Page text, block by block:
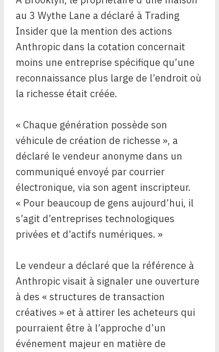
au 3 Wythe Lane a déclaré à Trading
Insider que la mention des actions
Anthropic dans la cotation concernait
moins une entreprise spécifique qu’une
reconnaissance plus large de l’endroit où
la richesse était créée.
« Chaque génération possède son
véhicule de création de richesse », a
déclaré le vendeur anonyme dans un
communiqué envoyé par courrier
électronique, via son agent inscripteur.
« Pour beaucoup de gens aujourd’hui, il
s’agit d’entreprises technologiques
privées et d’actifs numériques. »
Le vendeur a déclaré que la référence à
Anthropic visait à signaler une ouverture
à des « structures de transaction
créatives » et à attirer les acheteurs qui
pourraient être à l’approche d’un
événement majeur en matière de